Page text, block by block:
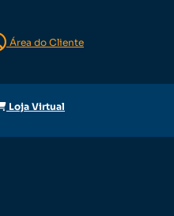
Área do Cliente
Loja Virtual